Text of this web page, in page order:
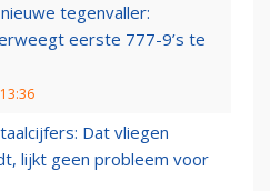
tegenvaller:
eerste 777-9’s te
Dat vliegen
lijkt geen probleem voor